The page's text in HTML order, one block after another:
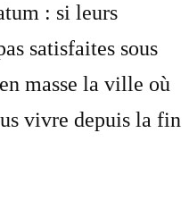
: si leurs
satisfaites sous
masse la ville où
vivre depuis la fin